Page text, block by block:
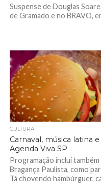
Suspense de Douglas
de Gramado e no BRAVO,
CULTURA
Carnaval, música latina
Agenda Viva SP
Programação inclui
Bragança Paulista, como
Tá chovendo hambúrguer,